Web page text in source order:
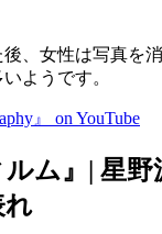
、女性は写真を
ようです。
』 on YouTube
ム』| 星
れ